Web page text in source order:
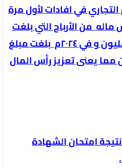
في افادات لأول مرة
من الأرباح التي بلغت
في العام ٢٠٢٣م (٨٠٠) مليون و في ٢٠٢٤م بلغت مبلغ
مما يعنى تعزيز رأس المال
نتيجة امتحان الشهادة